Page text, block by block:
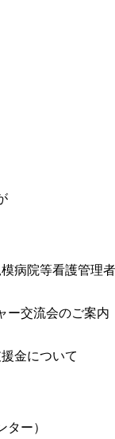
病院等看護管理
ー交流会のご案内
金について
ター）